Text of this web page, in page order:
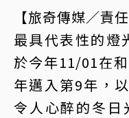
【旅奇傳媒／責
最具代表性的燈
於今年11/01在
年邁入第9年，
令人心醉的冬日